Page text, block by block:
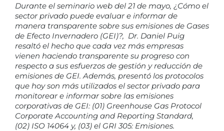
Durante el seminario web del 21 de mayo, ¿Cómo el
sector privado puede evaluar e informar de
manera transparente sobre sus emisiones de Gases
de Efecto Invernadero (GEI)?, Dr. Daniel Puig
resaltó el hecho que cada vez más empresas
vienen haciendo transparente su progreso con
respecto a sus esfuerzos de gestión y reducción de
emisiones de GEI. Además, presentó los protocolos
que hoy son más utilizados el sector privado para
monitorear e informar sobre las emisiones
corporativas de GEI: (01) Greenhouse Gas Protocol
Corporate Accounting and Reporting Standard,
(02) ISO 14064 y, (03) el GRI 305: Emisiones.